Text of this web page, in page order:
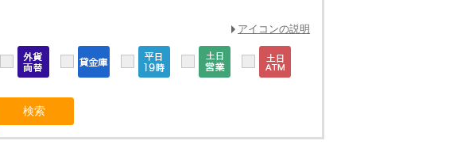
アイコンの説明